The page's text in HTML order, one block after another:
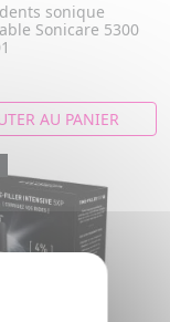
sonique
Sonicare 5300
AU PANIER